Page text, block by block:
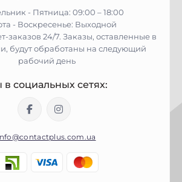
- Пятница: 09:00 – 18:00
- Воскресенье: Выходной
заказов 24/7. Заказы, оставленные в
будут обработаны на следующий
рабочий день
социальных сетях: